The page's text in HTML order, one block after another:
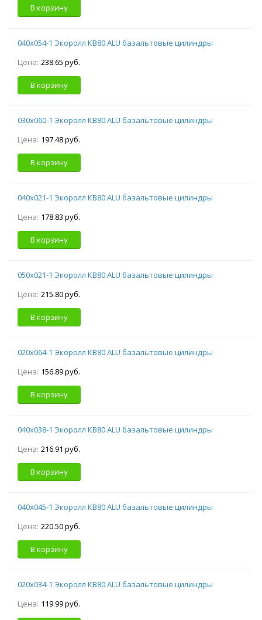
В корзину
040х054-1 Экоролл КВ80 ALU базальтовые цилиндры
Цена: 238.65 руб.
В корзину
030х060-1 Экоролл КВ80 ALU базальтовые цилиндры
Цена: 197.48 руб.
В корзину
040х021-1 Экоролл КВ80 ALU базальтовые цилиндры
Цена: 178.83 руб.
В корзину
050х021-1 Экоролл КВ80 ALU базальтовые цилиндры
Цена: 215.80 руб.
В корзину
020х064-1 Экоролл КВ80 ALU базальтовые цилиндры
Цена: 156.89 руб.
В корзину
040х038-1 Экоролл КВ80 ALU базальтовые цилиндры
Цена: 216.91 руб.
В корзину
040х045-1 Экоролл КВ80 ALU базальтовые цилиндры
Цена: 220.50 руб.
В корзину
020х034-1 Экоролл КВ80 ALU базальтовые цилиндры
Цена: 119.99 руб.